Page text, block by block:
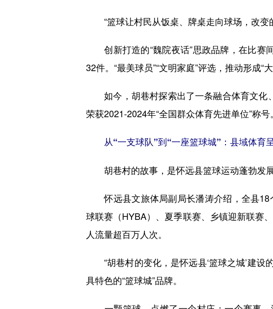
“篮球让村民从饭桌、牌桌走向球场，改变
创新打造的“魏院夜话”思政品牌，在比赛
32件。“最美球员”“文明家庭”评选，推动形成“
如今，胡巷村探索出了一条融合体育文化
荣获2021-2024年“全国群众体育先进单位”称号。
从“一支球队”到“一座篮球城”：县域体育
胡巷村的故事，是怀远县篮球运动蓬勃发展
怀远县文旅体局副局长潘涛介绍，全县18
球联赛（HYBA）、夏季联赛、乡镇迎新联赛
人流量超百万人次。
“胡巷村的变化，是怀远县‘篮球之城’建设
具特色的“篮球城”品牌。